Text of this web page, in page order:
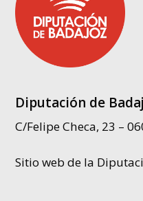
Diputación de
C/Felipe Checa, 23 –
Sitio web de la